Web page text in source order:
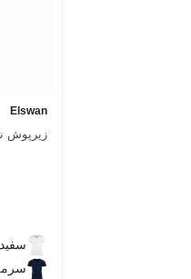
Elswan
زیرپوش
سفید